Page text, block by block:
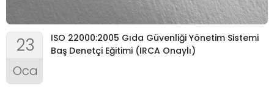
23
Oca
ISO 22000:2005 Gıda Güvenliği Yönetim Sistemi
Baş Denetçi Eğitimi (IRCA Onaylı)